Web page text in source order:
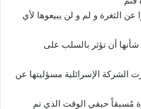
الثغرة و لم و لن يبيعوها لأي
أن تؤثر بالسلب على
الشركة الإسرائلية مسؤليتها عن
مُسبقاً حيفي الوقت الذي تم